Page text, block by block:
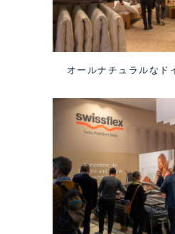
オールナチュラルな